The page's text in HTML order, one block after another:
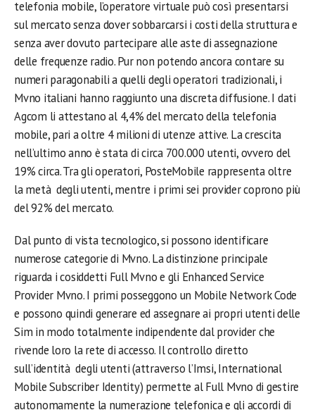
telefonia mobile, l’operatore virtuale può così presentarsi
sul mercato senza dover sobbarcarsi i costi della struttura e
senza aver dovuto partecipare alle aste di assegnazione
delle frequenze radio. Pur non potendo ancora contare su
numeri paragonabili a quelli degli operatori tradizionali, i
Mvno italiani hanno raggiunto una discreta diffusione. I dati
Agcom li attestano al 4,4% del mercato della telefonia
mobile, pari a oltre 4 milioni di utenze attive. La crescita
nell’ultimo anno è stata di circa 700.000 utenti, ovvero del
19% circa. Tra gli operatori, PosteMobile rappresenta oltre
la metà degli utenti, mentre i primi sei provider coprono più
del 92% del mercato.
Dal punto di vista tecnologico, si possono identificare
numerose categorie di Mvno. La distinzione principale
riguarda i cosiddetti Full Mvno e gli Enhanced Service
Provider Mvno. I primi posseggono un Mobile Network Code
e possono quindi generare ed assegnare ai propri utenti delle
Sim in modo totalmente indipendente dal provider che
rivende loro la rete di accesso. Il controllo diretto
sull’identità degli utenti (attraverso l’Imsi, International
Mobile Subscriber Identity) permette al Full Mvno di gestire
autonomamente la numerazione telefonica e gli accordi di